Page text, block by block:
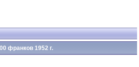
франков 1952 г.